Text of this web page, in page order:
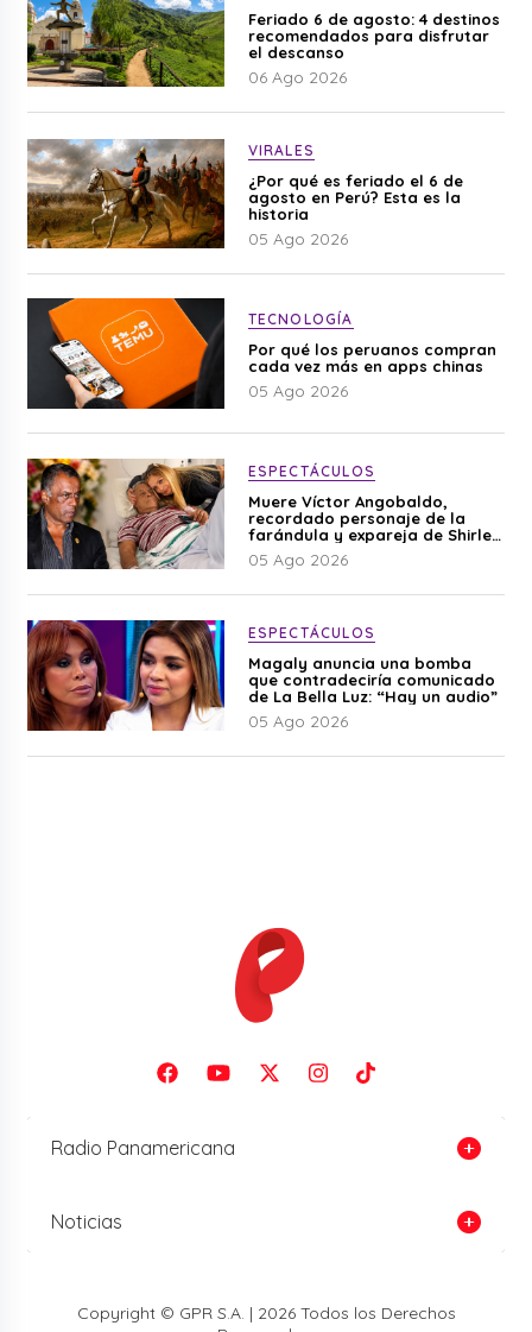
Feriado 6 de agosto: 4 destinos
recomendados para disfrutar
el descanso
06 Ago 2026
VIRALES
¿Por qué es feriado el 6 de
agosto en Perú? Esta es la
historia
05 Ago 2026
TECNOLOGÍA
Por qué los peruanos compran
cada vez más en apps chinas
05 Ago 2026
ESPECTÁCULOS
Muere Víctor Angobaldo,
recordado personaje de la
farándula y expareja de Shirley
Cherres
05 Ago 2026
ESPECTÁCULOS
Magaly anuncia una bomba
que contradeciría comunicado
de La Bella Luz: “Hay un audio”
05 Ago 2026
Radio Panamericana
Noticias
Copyright © GPR S.A. | 2026 Todos los Derechos